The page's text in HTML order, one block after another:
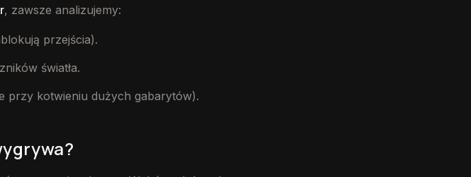
, zawsze analizujemy:
przejścia).
światła.
przy kotwieniu dużych gabarytów).